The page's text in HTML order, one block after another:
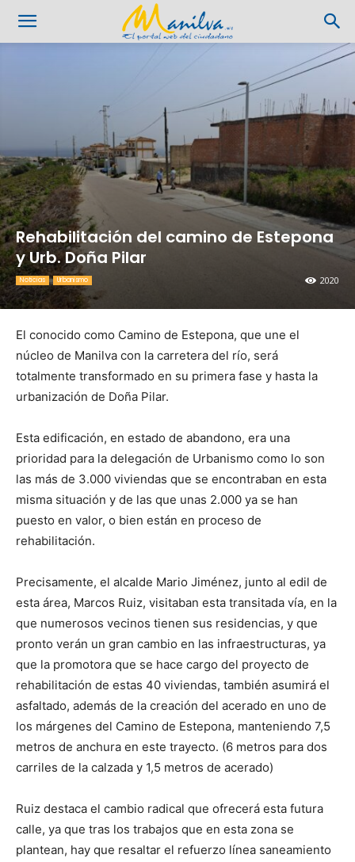
Rehabilitación del camino de Estepona
y Urb. Doña Pilar
2020
Noticias Urbanismo
El conocido como Camino de Estepona, que une el
núcleo de Manilva con la carretera del río, será
totalmente transformado en su primera fase y hasta la
urbanización de Doña Pilar.
Esta edificación, en estado de abandono, era una
prioridad para la delegación de Urbanismo como lo son
las más de 3.000 viviendas que se encontraban en esta
misma situación y de las que unas 2.000 ya se han
puesto en valor, o bien están en proceso de
rehabilitación.
Precisamente, el alcalde Mario Jiménez, junto al edil de
esta área, Marcos Ruiz, visitaban esta transitada vía, en la
que numerosos vecinos tienen sus residencias, y que
pronto verán un gran cambio en las infraestructuras, ya
que la promotora que se hace cargo del proyecto de
rehabilitación de estas 40 viviendas, también asumirá el
asfaltado, además de la creación del acerado en uno de
los márgenes del Camino de Estepona, manteniendo 7,5
metros de anchura en este trayecto. (6 metros para dos
carriles de la calzada y 1,5 metros de acerado)
Ruiz destaca el cambio radical que ofrecerá esta futura
calle, ya que tras los trabajos que en esta zona se
plantean, hay que resaltar el refuerzo línea saneamiento